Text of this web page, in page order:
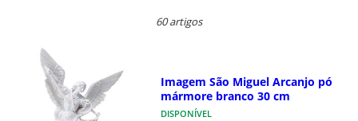
60 artigos
Imagem São Miguel Arcanjo pó
mármore branco 30 cm
DISPONÍVEL